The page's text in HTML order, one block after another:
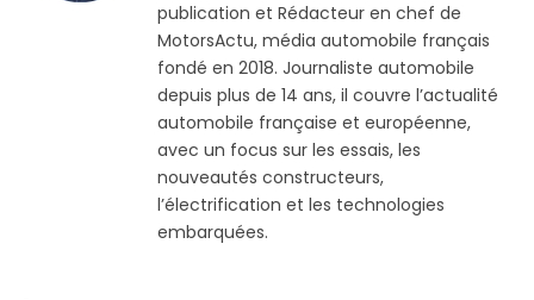
publication et Rédacteur en chef de
MotorsActu, média automobile français
fondé en 2018. Journaliste automobile
depuis plus de 14 ans, il couvre l’actualité
automobile française et européenne,
avec un focus sur les essais, les
nouveautés constructeurs,
l’électrification et les technologies
embarquées.